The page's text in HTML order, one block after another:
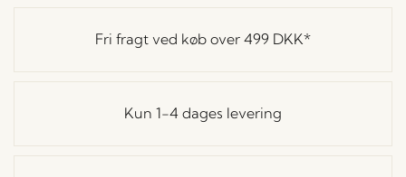
Fri fragt ved køb over 499 DKK*
Kun 1-4 dages levering